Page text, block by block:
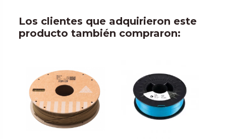
Los clientes que adquirieron este
producto también compraron: